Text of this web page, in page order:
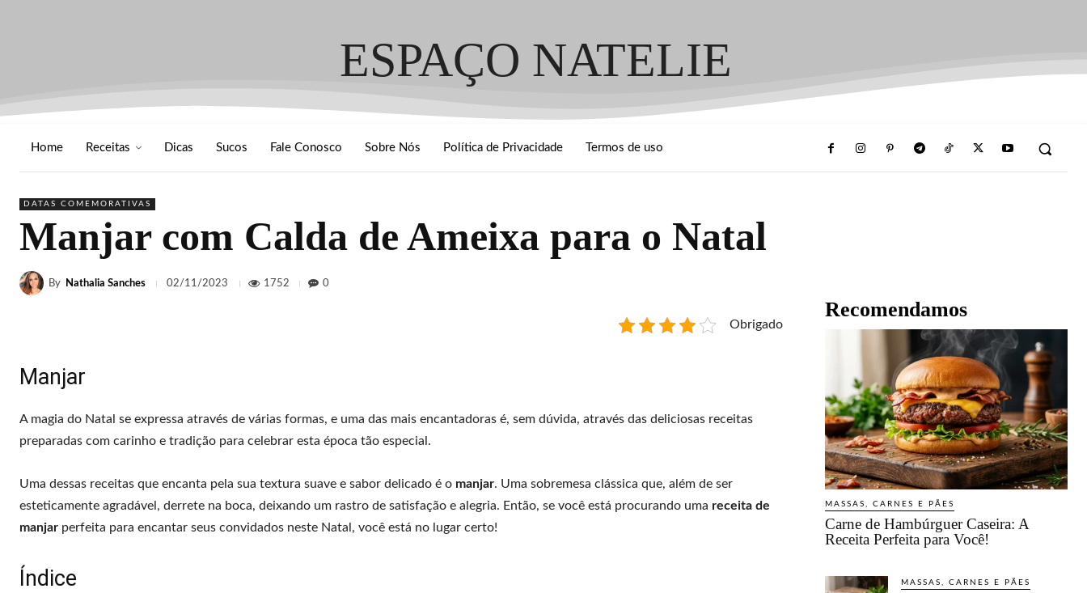
ESPAÇO NATELIE
Home Receitas Dicas Sucos Fale Conosco Sobre Nós Política de Privacidade Termos de uso
DATAS COMEMORATIVAS
Manjar com Calda de Ameixa para o Natal
By Nathalia Sanches 02/11/2023 1752 0
Obrigado
Manjar
A magia do Natal se expressa através de várias formas, e uma das mais encantadoras é, sem dúvida, através das deliciosas receitas
preparadas com carinho e tradição para celebrar esta época tão especial.
Uma dessas receitas que encanta pela sua textura suave e sabor delicado é o manjar. Uma sobremesa clássica que, além de ser
esteticamente agradável, derrete na boca, deixando um rastro de satisfação e alegria. Então, se você está procurando uma receita de
manjar perfeita para encantar seus convidados neste Natal, você está no lugar certo!
Índice
Recomendamos
MASSAS, CARNES E PÃES
Carne de Hambúrguer Caseira: A
Receita Perfeita para Você!
MASSAS, CARNES E PÃES